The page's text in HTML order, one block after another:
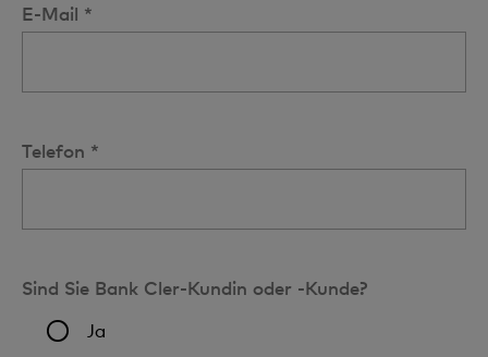
E-Mail *
Telefon *
Sind Sie Bank Cler-Kundin oder -Kunde?
Ja